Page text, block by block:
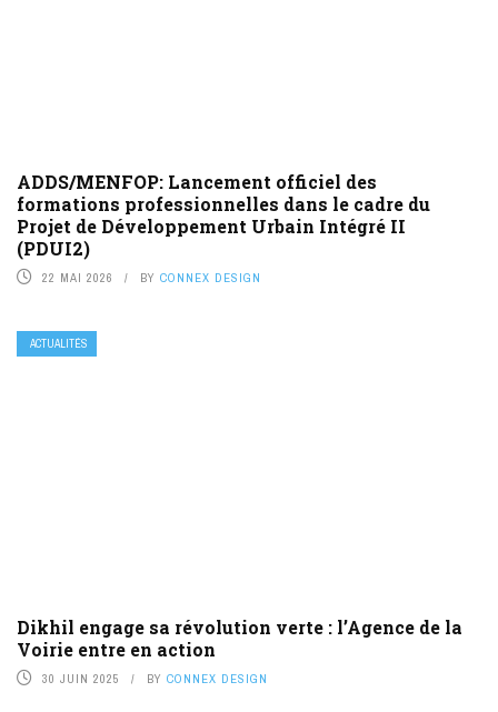
ADDS/MENFOP: Lancement officiel des
formations professionnelles dans le cadre du
Projet de Développement Urbain Intégré II
(PDUI2)
22 MAI 2026 BY CONNEX DESIGN
ACTUALITÉS
Dikhil engage sa révolution verte : l’Agence de la
Voirie entre en action
30 JUIN 2025 BY CONNEX DESIGN